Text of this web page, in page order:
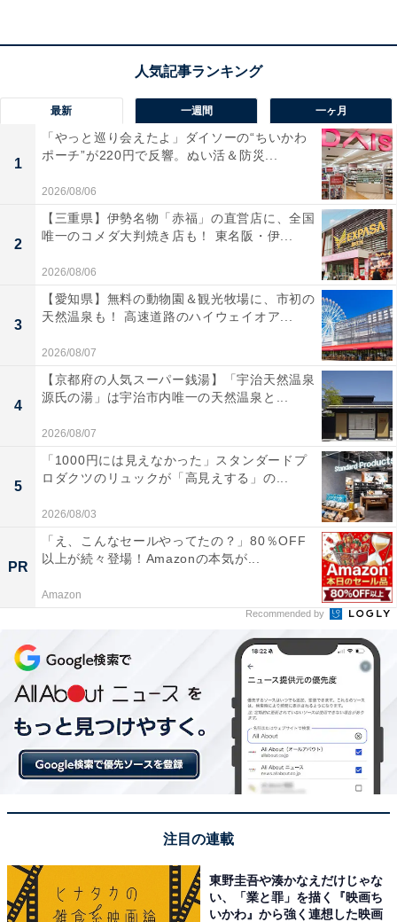
ービル8階
電車：大阪メトロ堺筋線・谷町線「天神橋筋六丁目駅」
3号出口より徒歩すぐ
電話番号：06-6242-1170
観覧料
常設展：一般600円、高校・大学生300円（中学生以下・
市内在住65歳以上・障害者手帳等お持ちの方と介護者1
名は無料）
年間パスポート：2500円
※WEBチケット（アソビュー）でもご購入いただけます
「夏に行きたい大阪府の避暑観光地」ランキ
ング！ 2位「箕面の滝」を抑えた1位は？
【2025年調査】
「大阪歴史博物館」は中学生以下無料！ 大阪の古
代から近代までをたどれる
最新 一週間 一ヶ月
1
「やっと巡り会えたよ」ダイソーの“ちいかわ
ポーチ”が220円で反響。ぬい活＆防災...
2026/08/06
2
【三重県】伊勢名物「赤福」の直営店に、全国
唯一のコメダ大判焼き店も！ 東名阪・伊...
2026/08/06
3
【愛知県】無料の動物園＆観光牧場に、市初の
天然温泉も！ 高速道路のハイウェイオア...
2026/08/07
4
【京都府の人気スーパー銭湯】「宇治天然温泉
源氏の湯」は宇治市内唯一の天然温泉と...
2026/08/07
5
「1000円には見えなかった」スタンダードプ
ロダクツのリュックが「高見えする」の...
2026/08/03
PR
「え、こんなセールやってたの？」80％OFF
以上が続々登場！Amazonの本気が...
Amazon
Recommended by
注目の連載
東野圭吾や湊かなえだけじゃな
い、「業と罪」を描く『映画ち
いかわ』から強く連想した映画